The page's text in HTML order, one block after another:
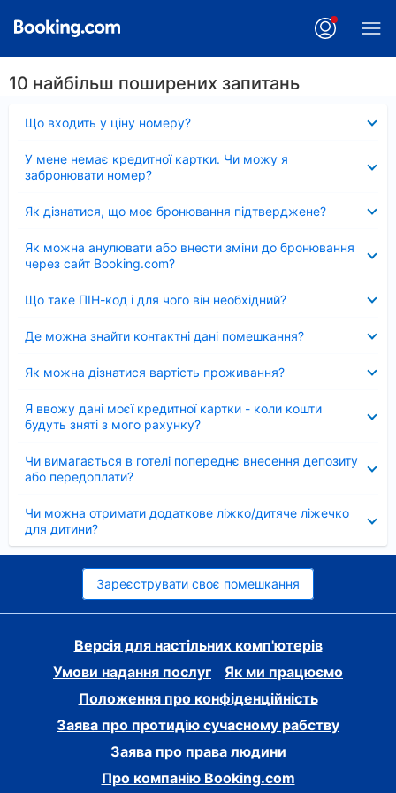
10 найбільш поширених запитань
Що входить у ціну номеру?
У мене немає кредитної картки. Чи можу я
забронювати номер?
Як дізнатися, що моє бронювання підтверджене?
Як можна анулювати або внести зміни до бронювання
через сайт Booking.com?
Що таке ПІН-код і для чого він необхідний?
Де можна знайти контактні дані помешкання?
Як можна дізнатися вартість проживання?
Я ввожу дані моєї кредитної картки - коли кошти
будуть зняті з мого рахунку?
Чи вимагається в готелі попереднє внесення депозиту
або передоплати?
Чи можна отримати додаткове ліжко/дитяче ліжечко
для дитини?
Зареєструвати своє помешкання
Версія для настільних комп'ютерів
Умови надання послуг
Як ми працюємо
Положення про конфіденційність
Заява про протидію сучасному рабству
Заява про права людини
Про компанію Booking.com